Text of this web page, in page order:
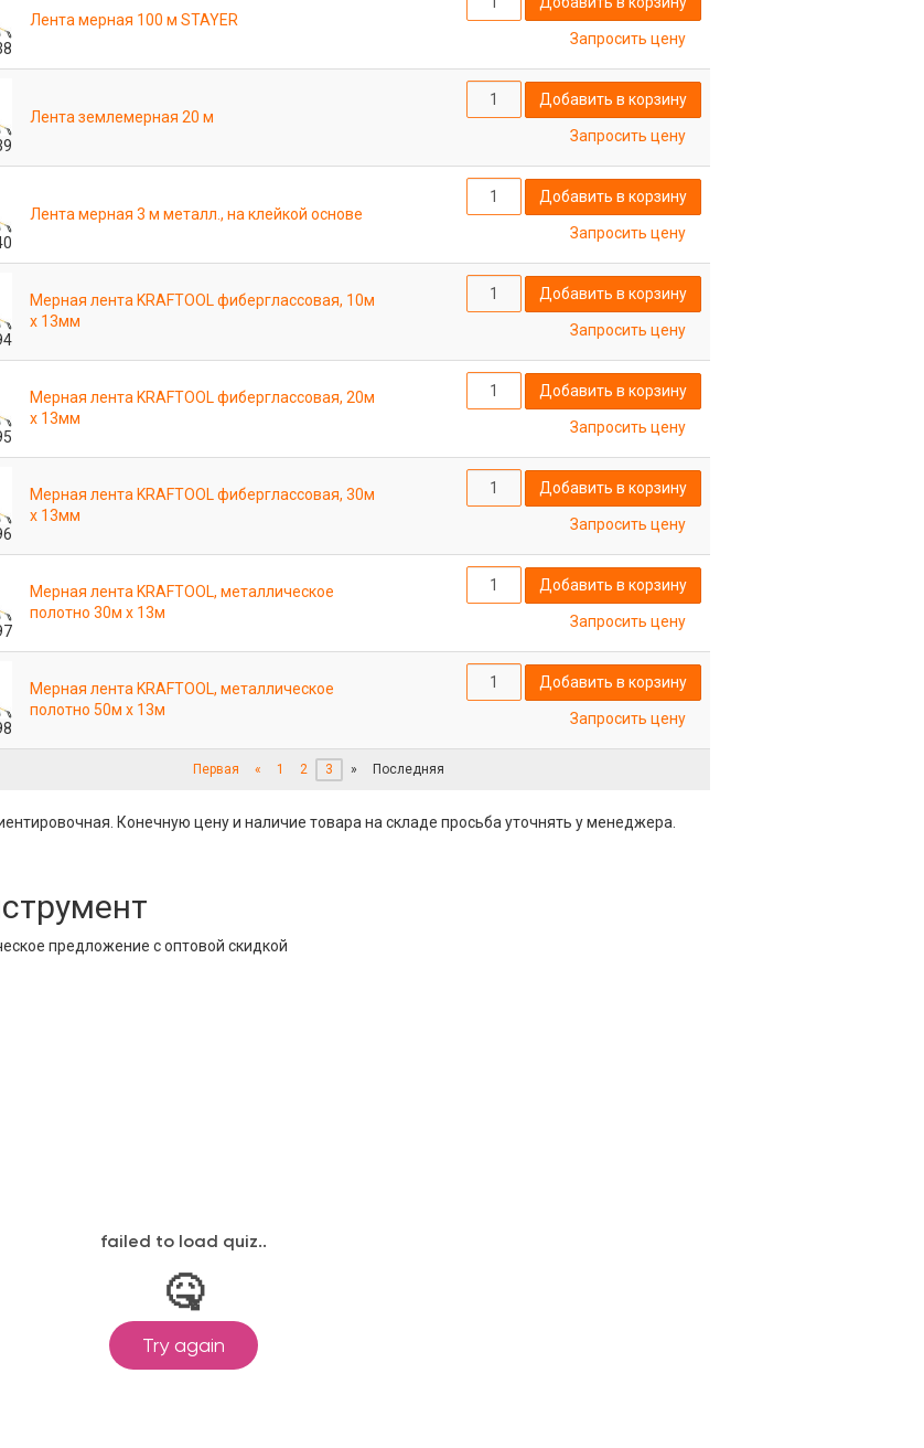
Лента мерная 100 м STAYER
Запросить цену
Лента землемерная 20 м
Добавить в корзину
Запросить цену
Лента мерная 3 м металл., на клейкой основе
Добавить в корзину
Запросить цену
Мерная лента KRAFTOOL фиберглассовая, 10м
х 13мм
Добавить в корзину
Запросить цену
Мерная лента KRAFTOOL фиберглассовая, 20м
х 13мм
Добавить в корзину
Запросить цену
Мерная лента KRAFTOOL фиберглассовая, 30м
х 13мм
Добавить в корзину
Запросить цену
Мерная лента KRAFTOOL, металлическое
полотно 30м х 13м
Добавить в корзину
Запросить цену
Мерная лента KRAFTOOL, металлическое
полотно 50м х 13м
Добавить в корзину
Запросить цену
Первая « 1 2 3 » Последняя
Конечную цену и наличие товара на складе просьба уточнять у менеджера.
предложение с оптовой скидкой